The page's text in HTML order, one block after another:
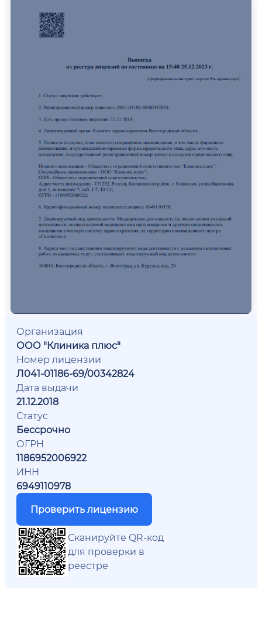
Организация
ООО "Клиника плюс"
Номер лицензии
Л041-01186-69/00342824
Дата выдачи
21.12.2018
Статус
Бессрочно
ОГРН
1186952006922
ИНН
6949110978
Проверить лицензию
Сканируйте QR-код
для проверки в
реестре